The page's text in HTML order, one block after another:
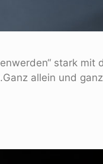
stark mit
allein und